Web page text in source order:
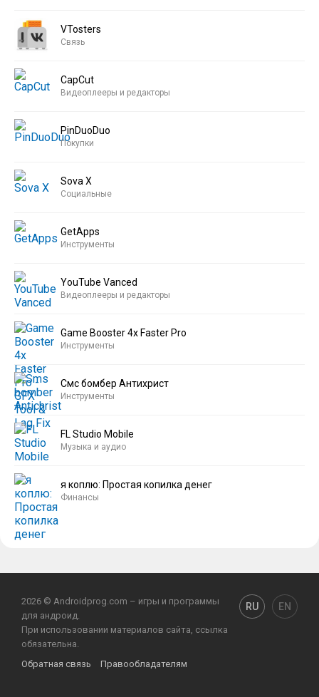
VTosters
Связь
CapCut
Видеоплееры и редакторы
PinDuoDuo
Покупки
Sova X
Социальные
GetApps
Инструменты
YouTube Vanced
Видеоплееры и редакторы
Game Booster 4x Faster Pro
Инструменты
Смс бомбер Антихрист
Инструменты
FL Studio Mobile
Музыка и аудио
я коплю: Простая копилка денег
Финансы
2026 © Androidprog.com – игры и программы
для андроид.
При использовании материалов сайта, ссылка
обязательна.
Обратная связь
Правообладателям
RU EN